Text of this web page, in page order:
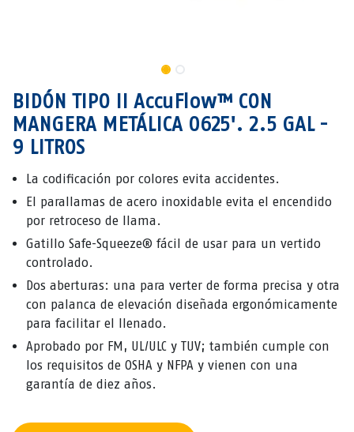
BIDÓN TIPO II AccuFlow™ CON
MANGERA METÁLICA 0625'. 2.5 GAL -
9 LITROS
La codificación por colores evita accidentes.
El parallamas de acero inoxidable evita el encendido
por retroceso de llama.
Gatillo Safe-Squeeze® fácil de usar para un vertido
controlado.
Dos aberturas: una para verter de forma precisa y otra
con palanca de elevación diseñada ergonómicamente
para facilitar el llenado.
Aprobado por FM, UL/ULC y TUV; también cumple con
los requisitos de OSHA y NFPA y vienen con una
garantía de diez años.